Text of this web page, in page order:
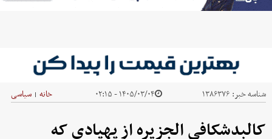
شناسه خبر: ۱۳۸۶۳۷۶ ۱۴۰۵/۰۳/۰۴ - ۰۲:۱۵ خانه | سیاسی
کالبدشکافی الجزیره از پهپادی که